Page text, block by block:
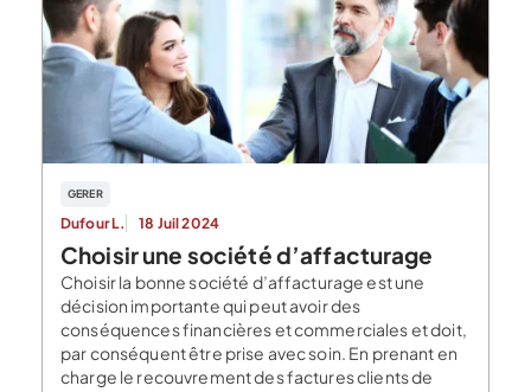
GERER
Dufour L. 18 Juil 2024
Choisir une société d’affacturage
Choisir la bonne société d’affacturage est une
décision importante qui peut avoir des
conséquences financières et commerciales et doit,
par conséquent être prise avec soin. En prenant en
charge le recouvrement des factures clients de